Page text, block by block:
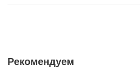
Рекомендуем